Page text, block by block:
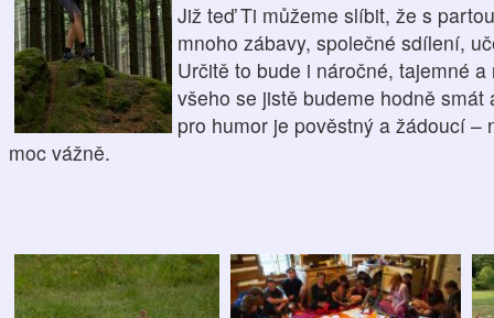
Již teď Ti můžeme slíbit, že s
mnoho zábavy, společné sdílení,
Určitě to bude i náročné, tajemné
všeho se jistě budeme hodně
pro humor je pověstný a žádoucí –
moc vážně.